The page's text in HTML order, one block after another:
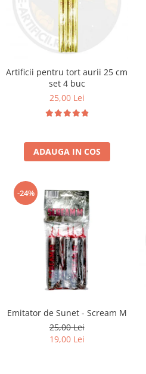
Artificii pentru tort aurii 25 cm
set 4 buc
25,00 Lei
ADAUGA IN COS
-24%
Emitator de Sunet - Scream M
25,00 Lei
19,00 Lei